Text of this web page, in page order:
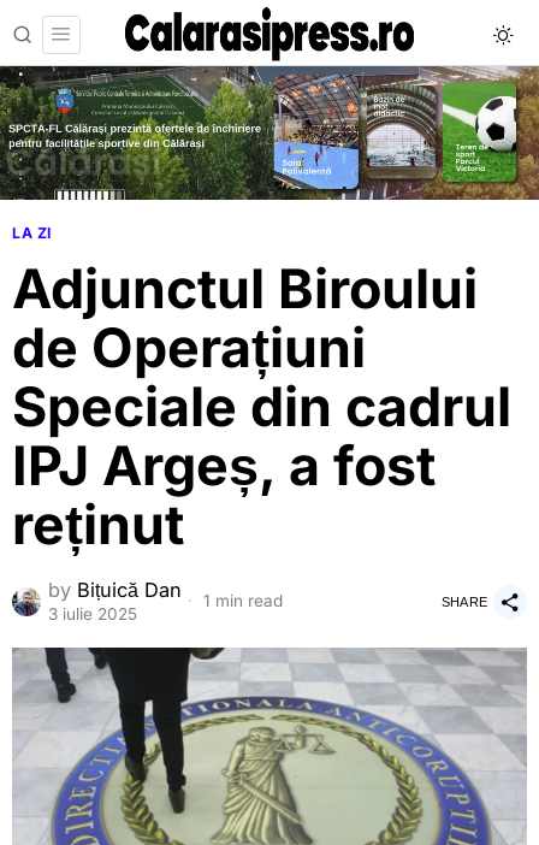
LA ZI
Adjunctul Biroului
de Operațiuni
Speciale din cadrul
IPJ Argeș, a fost
reținut
by Bițuică Dan
3 iulie 2025
1 min read SHARE